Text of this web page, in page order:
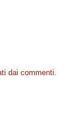
dai commenti